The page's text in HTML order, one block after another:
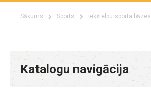
Sākums Sports Iekštelpu sporta bāzes
Katalogu navigācija